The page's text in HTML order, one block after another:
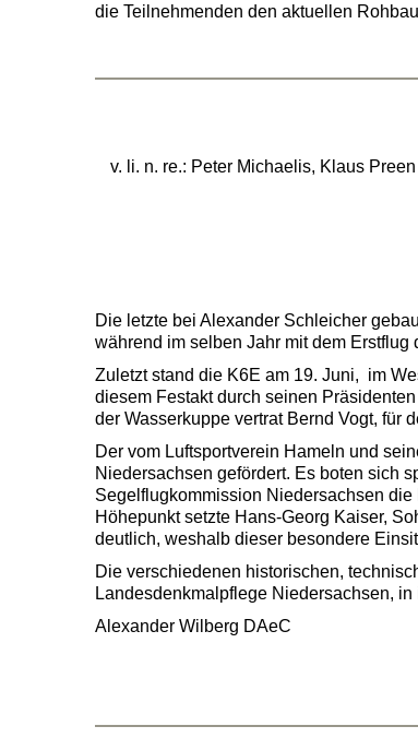
die Teilnehmenden den aktuellen
v. li. n. re.: Peter Michaelis, Klaus
Die letzte bei Alexander Schleicher
während im selben Jahr mit dem
Zuletzt stand die K6E am 19. Juni, im
diesem Festakt durch seinen
der Wasserkuppe vertrat Bernd Vogt, für
Der vom Luftsportverein Hameln und
Niedersachsen gefördert. Es boten sich
Segelflugkommission Niedersachsen
Höhepunkt setzte Hans-Georg Kaiser,
deutlich, weshalb dieser besondere
Die verschiedenen historischen,
Landesdenkmalpflege Niedersachsen,
Alexander Wilberg DAeC